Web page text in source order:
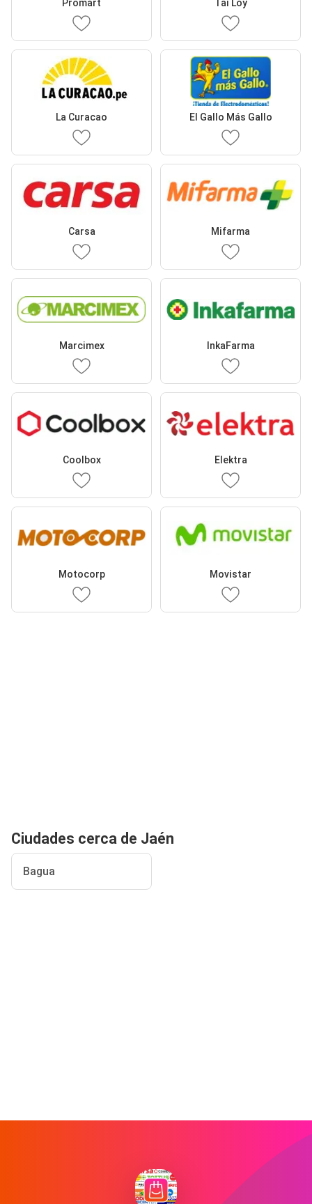
Promart Tai Loy
La Curacao El Gallo Más Gallo
Carsa Mifarma
Marcimex InkaFarma
Coolbox Elektra
Motocorp Movistar
Ciudades cerca de Jaén
Bagua